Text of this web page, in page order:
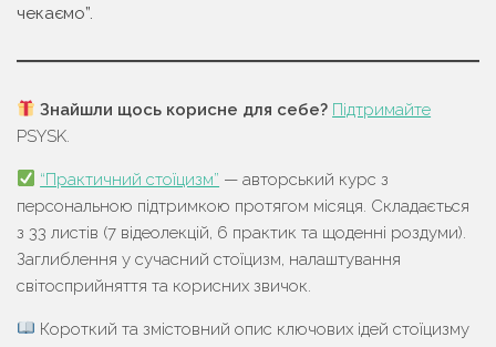
чекаємо”.
Знайшли щось корисне для себе? Підтримайте
PSYSK.
“Практичний стоїцизм” — авторський курс з
персональною підтримкою протягом місяця. Складається
з 33 листів (7 відеолекцій, 6 практик та щоденні роздуми).
Заглиблення у сучасний стоїцизм, налаштування
світосприйняття та корисних звичок.
Короткий та змістовний опис ключових ідей стоїцизму